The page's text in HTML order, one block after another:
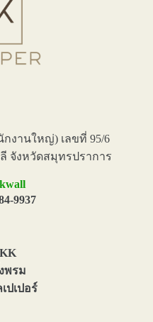
งานใหญ่) เลขที่ 95/6
จังหวัดสมุทรปราการ
9937
พรม
ปเปอร์